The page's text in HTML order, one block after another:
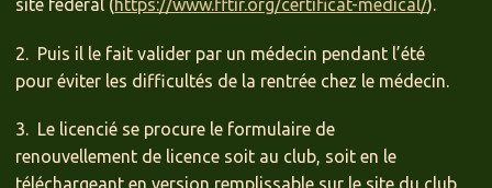
site fédéral (https://www.fftir.org/certificat-medical/).
2. Puis il le fait valider par un médecin pendant l’été
pour éviter les difficultés de la rentrée chez le médecin.
3. Le licencié se procure le formulaire de
renouvellement de licence soit au club, soit en le
téléchargeant en version remplissable sur le site du club